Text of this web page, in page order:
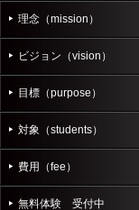
理念（mission）
ビジョン（vision）
目標（purpose）
対象（students）
費用（fee）
無料体験 受付中